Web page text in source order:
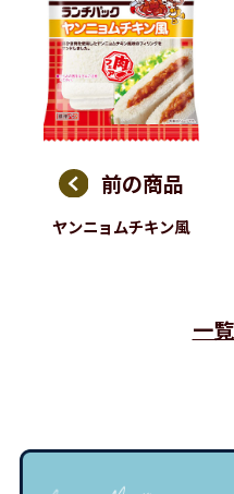
前の商品
ヤンニョムチキン風
一